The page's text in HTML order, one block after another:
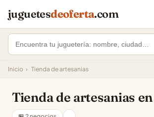
juguetesdeoferta.com
Inicio › Tienda de artesanias
Tienda de artesanias en